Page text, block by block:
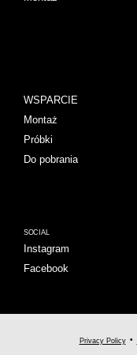
WSPARCIE
Montaż
Próbki
Do pobrania
SOCIAL
Instagram
Facebook
Privacy Policy